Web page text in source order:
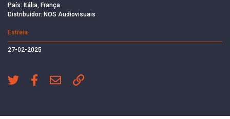
País: Itália, França
Distribuidor: NOS Audiovisuais
Estreia
27-02-2025